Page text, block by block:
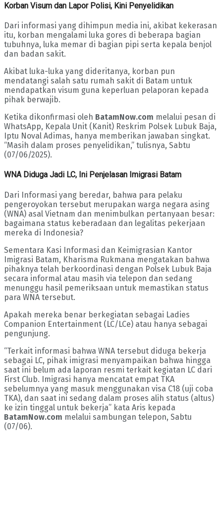
Korban Visum dan Lapor Polisi, Kini Penyelidikan
Dari informasi yang dihimpun media ini, akibat kekerasan
itu, korban mengalami luka gores di beberapa bagian
tubuhnya, luka memar di bagian pipi serta kepala benjol
dan badan sakit.
Akibat luka-luka yang dideritanya, korban pun
mendatangi salah satu rumah sakit di Batam untuk
mendapatkan visum guna keperluan pelaporan kepada
pihak berwajib.
Ketika dikonfirmasi oleh BatamNow.com melalui pesan di
WhatsApp, Kepala Unit (Kanit) Reskrim Polsek Lubuk Baja,
Iptu Noval Adimas, hanya memberikan jawaban singkat.
“Masih dalam proses penyelidikan,” tulisnya, Sabtu
(07/06/2025).
WNA Diduga Jadi LC, Ini Penjelasan Imigrasi Batam
Dari Informasi yang beredar, bahwa para pelaku
pengeroyokan tersebut merupakan warga negara asing
(WNA) asal Vietnam dan menimbulkan pertanyaan besar:
bagaimana status keberadaan dan legalitas pekerjaan
mereka di Indonesia?
Sementara Kasi Informasi dan Keimigrasian Kantor
Imigrasi Batam, Kharisma Rukmana mengatakan bahwa
pihaknya telah berkoordinasi dengan Polsek Lubuk Baja
secara informal atau masih via telepon dan sedang
menunggu hasil pemeriksaan untuk memastikan status
para WNA tersebut.
Apakah mereka benar berkegiatan sebagai Ladies
Companion Entertainment (LC/LCe) atau hanya sebagai
pengunjung.
“Terkait informasi bahwa WNA tersebut diduga bekerja
sebagai LC, pihak imigrasi menyampaikan bahwa hingga
saat ini belum ada laporan resmi terkait kegiatan LC dari
First Club. Imigrasi hanya mencatat empat TKA
sebelumnya yang masuk menggunakan visa C18 (uji coba
TKA), dan saat ini sedang dalam proses alih status (altus)
ke izin tinggal untuk bekerja” kata Aris kepada
BatamNow.com melalui sambungan telepon, Sabtu
(07/06).